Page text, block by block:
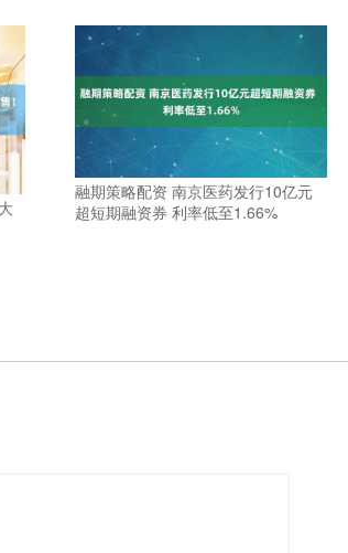
融期策略配资 南京医药发行10亿元
超短期融资券 利率低至1.66%